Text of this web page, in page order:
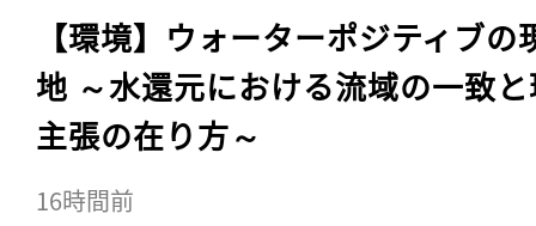
【環境】ウォーターポジティブの
地 ～水還元における流域の一致
主張の在り方～
16時間前